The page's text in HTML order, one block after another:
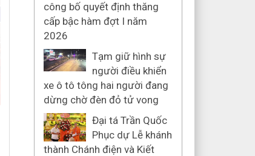
công bố quyết định thăng
cấp bậc hàm đợt I năm
2026
Tạm giữ hình sự
người điều khiển
xe ô tô tông hai người đang
dừng chờ đèn đỏ tử vong
Đại tá Trần Quốc
Phục dự Lễ khánh
thành Chánh điện và Kiết